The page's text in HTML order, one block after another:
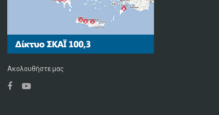
Ακολουθήστε μας